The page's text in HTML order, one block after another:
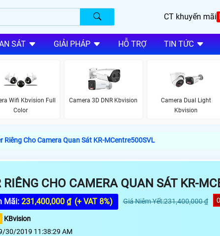
CT khuyến mãi
SÁT GIẢI PHÁP HỖ TRỢ TIN TỨC
Wifi Kbvision Full
Color
Camera 3D DNR Kbvision
Camera Dual Light
Kbvision
Riêng Cho Camera Quan Sát KR-MCentre500SVL
RIÊNG CHO CAMERA QUAN SÁT KR-
Mãi: 231,400,000 ₫ (+ VAT 8%) Giá Niêm Yết:231,400,000 ₫
KBvision
30/2019 11:38:29 AM